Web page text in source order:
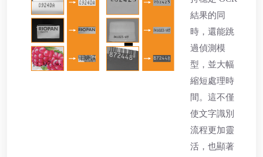
結果的同
時，還能跳
過偵測模
型，並大幅
縮短處理時
間。這不僅
使文字識別
流程更加靈
活，也顯著